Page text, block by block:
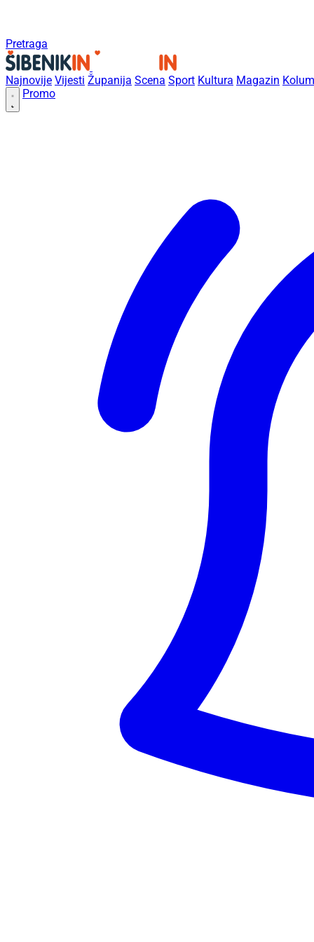
Pretraga
Najnovije Vijesti Županija Scena Sport Kultura Magazin
Promo